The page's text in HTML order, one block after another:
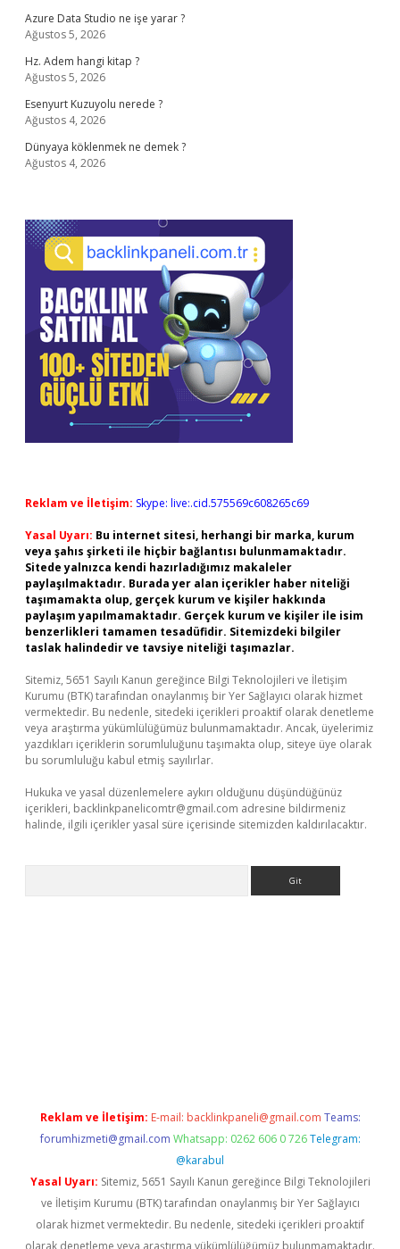
Azure Data Studio ne işe yarar ?
Ağustos 5, 2026
Hz. Adem hangi kitap ?
Ağustos 5, 2026
Esenyurt Kuzuyolu nerede ?
Ağustos 4, 2026
Dünyaya köklenmek ne demek ?
Ağustos 4, 2026
Reklam ve İletişim: Skype: live:.cid.575569c608265c69
Yasal Uyarı: Bu internet sitesi, herhangi bir marka, kurum
veya şahıs şirketi ile hiçbir bağlantısı bulunmamaktadır.
Sitede yalnızca kendi hazırladığımız makaleler
paylaşılmaktadır. Burada yer alan içerikler haber niteliği
taşımamakta olup, gerçek kurum ve kişiler hakkında
paylaşım yapılmamaktadır. Gerçek kurum ve kişiler ile isim
benzerlikleri tamamen tesadüfidir. Sitemizdeki bilgiler
taslak halindedir ve tavsiye niteliği taşımazlar.
Sitemiz, 5651 Sayılı Kanun gereğince Bilgi Teknolojileri ve İletişim
Kurumu (BTK) tarafından onaylanmış bir Yer Sağlayıcı olarak hizmet
vermektedir. Bu nedenle, sitedeki içerikleri proaktif olarak denetleme
veya araştırma yükümlülüğümüz bulunmamaktadır. Ancak, üyelerimiz
yazdıkları içeriklerin sorumluluğunu taşımakta olup, siteye üye olarak
bu sorumluluğu kabul etmiş sayılırlar.
Hukuka ve yasal düzenlemelere aykırı olduğunu düşündüğünüz
içerikleri, backlinkpanelicomtr@gmail.com adresine bildirmeniz
halinde, ilgili içerikler yasal süre içerisinde sitemizden kaldırılacaktır.
Reklam ve İletişim: E-mail: backlinkpaneli@gmail.com Teams:
forumhizmeti@gmail.com Whatsapp: 0262 606 0 726 Telegram:
@karabul
Yasal Uyarı: Sitemiz, 5651 Sayılı Kanun gereğince Bilgi Teknolojileri
ve İletişim Kurumu (BTK) tarafından onaylanmış bir Yer Sağlayıcı
olarak hizmet vermektedir. Bu nedenle, sitedeki içerikleri proaktif
olarak denetleme veya araştırma yükümlülüğümüz bulunmamaktadır.